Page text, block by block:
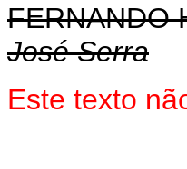
FERNANDO
José Serra
Este texto